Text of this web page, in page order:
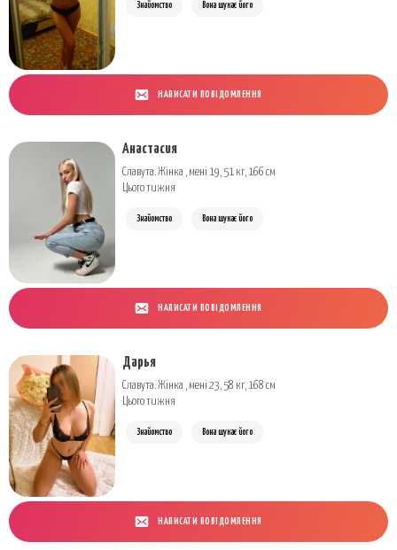
Знайомство Вона шукає його
НАПИСАТИ ПОВІДОМЛЕННЯ
Анастасия
Славута. Жінка , мені 19, 51 кг, 166 см
Цього тижня
Знайомство Вона шукає його
НАПИСАТИ ПОВІДОМЛЕННЯ
Дарья
Славута. Жінка , мені 23, 58 кг, 168 см
Цього тижня
Знайомство Вона шукає його
НАПИСАТИ ПОВІДОМЛЕННЯ